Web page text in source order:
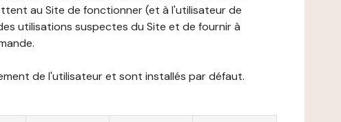
au Site de fonctionner (et à l'utilisateur de
utilisations suspectes du Site et de fournir à
de l'utilisateur et sont installés par défaut.